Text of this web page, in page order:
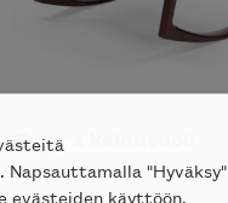
Euvira keinutuoli
CLASSICON"Hyväksy"
evästeiden käyttöön.